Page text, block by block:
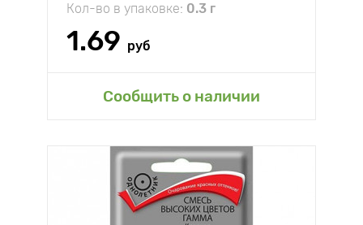
Кол-во в упаковке: 0.3 г
1.69 руб
Сообщить о наличии